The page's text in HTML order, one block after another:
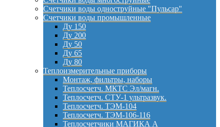
Счетчики воды одноструйные "Пульсар"
Счетчики воды промышленные
Ду 150
Ду 200
Ду 50
Ду 65
Ду 80
Теплоизмерительные приборы
Монтаж, фильтры, наборы
Теплосчетч. МКТС Эл/магн.
Теплосчетч. СТУ-1 ультразвук.
Теплосчетч. ТЭМ-104
Теплосчетч. ТЭМ-106-116
Теплосчетчики МАГИКА А